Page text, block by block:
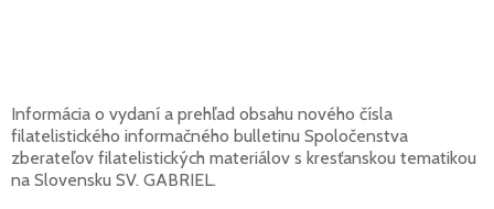
Informácia o vydaní a prehľad obsahu nového čísla
filatelistického informačného bulletinu Spoločenstva
zberateľov filatelistických materiálov s kresťanskou tematikou
na Slovensku SV. GABRIEL.